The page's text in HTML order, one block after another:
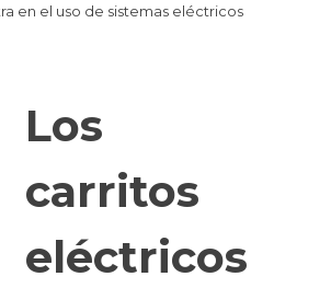
en el uso de sistemas eléctricos
Los
carritos
eléctricos